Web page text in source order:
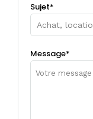
Sujet*
Message*